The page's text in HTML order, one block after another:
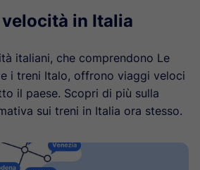
in Italia
italiani, che comprendono Le
i treni Italo, offrono viaggi veloci
il paese. Scopri di più sulla
sui treni in Italia ora stesso.